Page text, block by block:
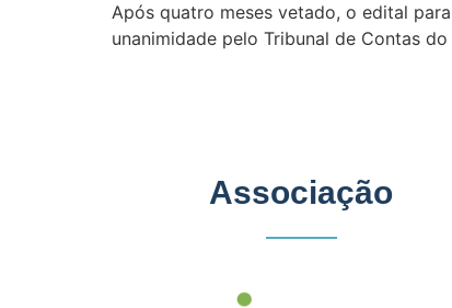
Após quatro meses vetado, o edital
unanimidade pelo Tribunal de Contas
Associação